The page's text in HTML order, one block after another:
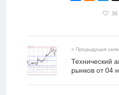
36
« Предыдущая
​Технический
рынков от 04